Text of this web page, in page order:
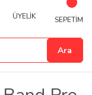
Ara
ÜYELİK SEPETİM